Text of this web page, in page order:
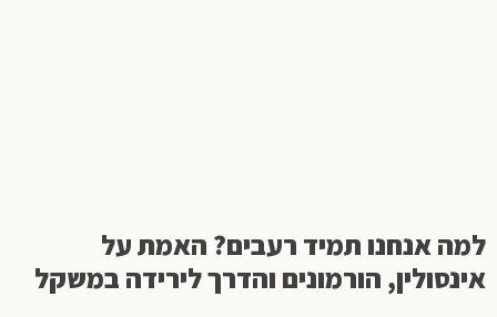
למה אנחנו תמיד רעבים? האמת על
אינסולין, הורמונים והדרך לירידה במשקל